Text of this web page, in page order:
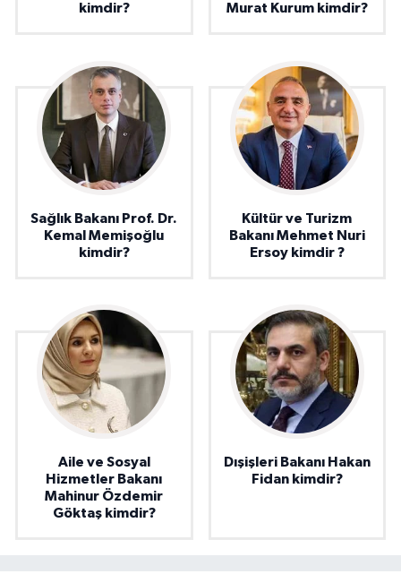
kimdir?
Murat Kurum kimdir?
Sağlık Bakanı Prof. Dr.
Kemal Memişoğlu
kimdir?
Kültür ve Turizm
Bakanı Mehmet Nuri
Ersoy kimdir ?
Aile ve Sosyal
Hizmetler Bakanı
Mahinur Özdemir
Göktaş kimdir?
Dışişleri Bakanı Hakan
Fidan kimdir?